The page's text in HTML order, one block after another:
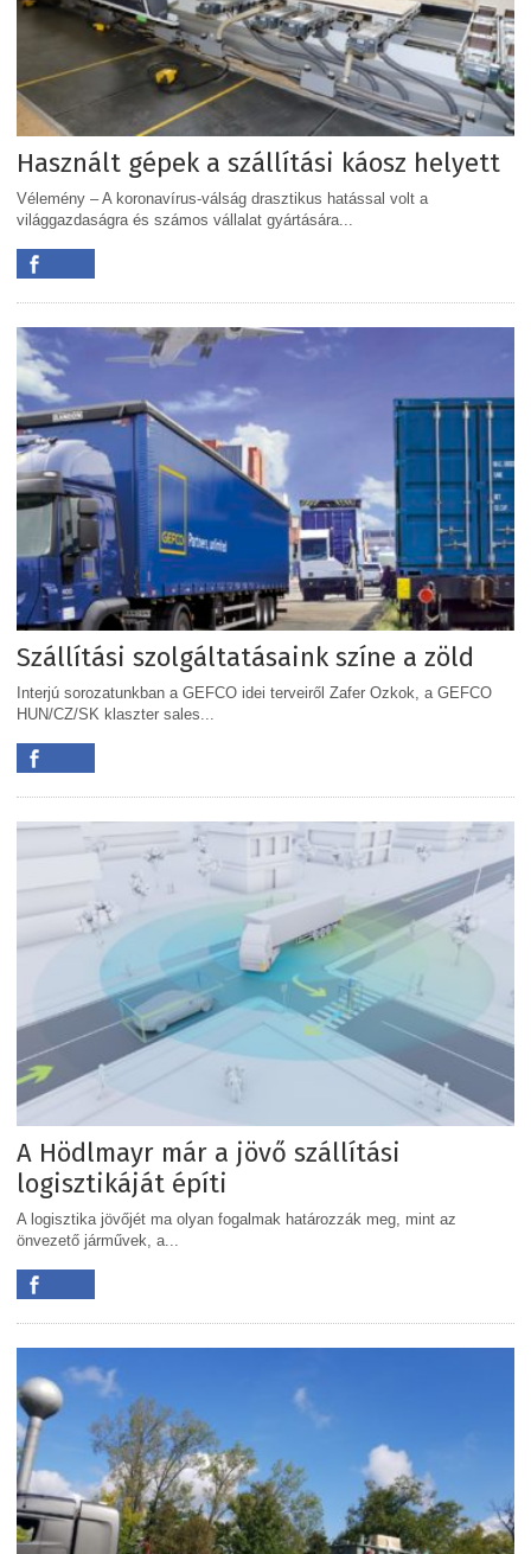
Használt gépek a szállítási káosz helyett
Vélemény – A koronavírus-válság drasztikus hatással volt a
világgazdaságra és számos vállalat gyártására...
Szállítási szolgáltatásaink színe a zöld
Interjú sorozatunkban a GEFCO idei terveiről Zafer Ozkok, a GEFCO
HUN/CZ/SK klaszter sales...
A Hödlmayr már a jövő szállítási
logisztikáját építi
A logisztika jövőjét ma olyan fogalmak határozzák meg, mint az
önvezető járművek, a...